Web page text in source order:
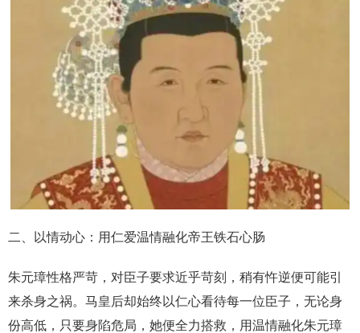
二、以情动心：用仁爱温情融化帝王铁石心肠
朱元璋性格严苛，对臣子要求近乎苛刻，稍有忤逆便可能引
来杀身之祸。马皇后却始终以仁心看待每一位臣子，无论身
份高低，只要身陷危局，她便全力搭救，用温情融化朱元璋